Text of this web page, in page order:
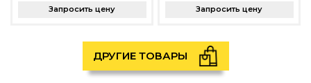
Запросить цену Запросить цену
ДРУГИЕ ТОВАРЫ